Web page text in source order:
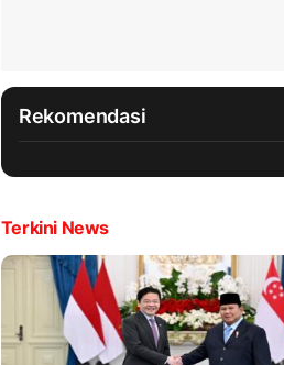
Rekomendasi
Terkini News